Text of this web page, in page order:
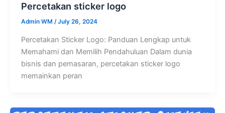
Percetakan sticker logo
Admin WM /July 26, 2024
Percetakan Sticker Logo: Panduan Lengkap untuk
Memahami dan Memilih Pendahuluan Dalam dunia
bisnis dan pemasaran, percetakan sticker logo
memainkan peran